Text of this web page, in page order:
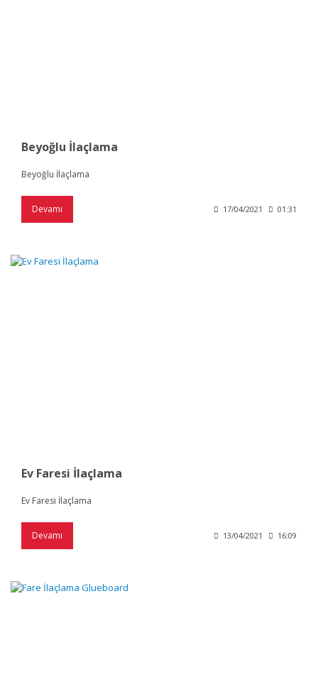
Beyoğlu İlaçlama
Beyoğlu İlaçlama
Devamı 17/04/2021 01:31
Ev Faresi İlaçlama
Ev Faresi İlaçlama
Devamı 13/04/2021 16:09